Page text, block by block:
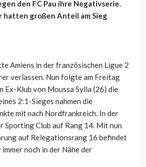
den FC Pau ihre Negativserie.
hatten großen Anteil am Sieg
Amiens in der französischen Ligue 2
verlassen. Nun folgte am Freitag
Ex-Klub von Moussa Sylla (26) die
2:1-Sieges nahmen die
mit nach Nordfrankreich. In der
Sporting Club auf Rang 14. Mit nun
auf Relegationsrang 16 befindet
noch in der Nähe der